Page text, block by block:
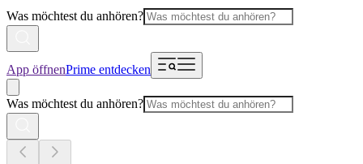
Was möchtest du anhören?
App öffnenPrime entdecken
Was möchtest du anhören?